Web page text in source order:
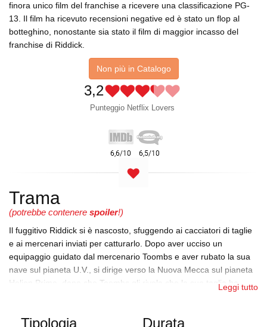
finora unico film del franchise a ricevere una classificazione PG-
13. Il film ha ricevuto recensioni negative ed è stato un flop al
botteghino, nonostante sia stato il film di maggior incasso del
franchise di Riddick.
Non più in Catalogo
3,2
Punteggio Netflix Lovers
Trama
(potrebbe contenere spoiler!)
Il fuggitivo Riddick si è nascosto, sfuggendo ai cacciatori di taglie
e ai mercenari inviati per catturarlo. Dopo aver ucciso un
equipaggio guidato dal mercenario Toombs e aver rubato la sua
nave sul pianeta U.V., si dirige verso la Nuova Mecca sul pianeta
Helion Prime, dopo che Toombs gli rivela che la sua taglia ha
Furyan, un membro di una razza di guerrieri che si pensava
Leggi tutto
Tipologia Durata